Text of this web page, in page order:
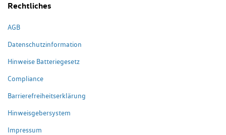
Rechtliches
AGB
Datenschutzinformation
Hinweise Batteriegesetz
Compliance
Barrierefreiheitserklärung
Hinweisgebersystem
Impressum